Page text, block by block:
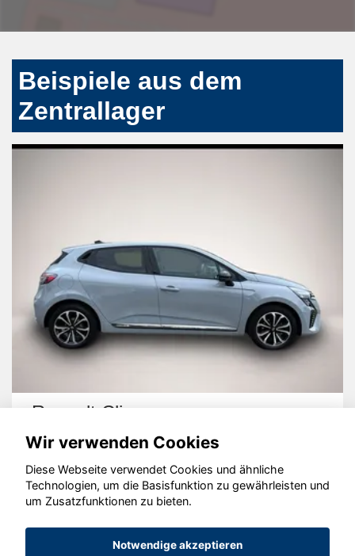
Beispiele aus dem
Zentrallager
Renault Clio
© konjunkturmotor.de GmbH 2020 - 2026
Wir verwenden Cookies
Diese Webseite verwendet Cookies und ähnliche
Technologien, um die Basisfunktion zu gewährleisten und
um Zusatzfunktionen zu bieten.
Notwendige akzeptieren